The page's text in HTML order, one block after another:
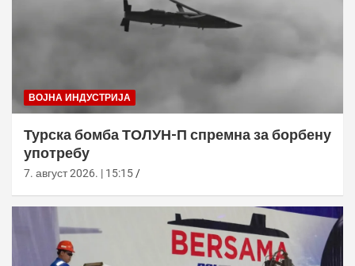
ВОЈНА ИНДУСТРИЈА
Турска бомба ТОЛУН-П спремна за борбену
употребу
7. август 2026. | 15:15